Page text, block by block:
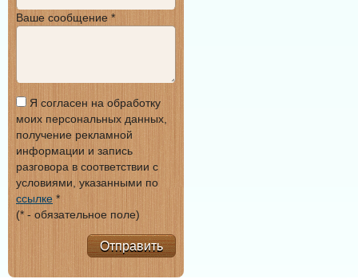
Ваше сообщение *
Я согласен на обработку
моих персональных данных,
получение рекламной
информации и запись
разговора в соответствии с
условиями, указанными по
ссылке *
(* - обязательное поле)
Отправить